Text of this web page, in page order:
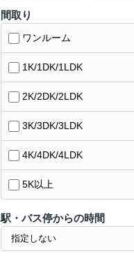
間取り
ワンルーム
1K/1DK/1LDK
2K/2DK/2LDK
3K/3DK/3LDK
4K/4DK/4LDK
5K以上
駅・バス停からの時間